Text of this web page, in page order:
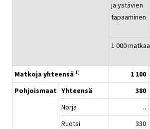
ja ystävien
tapaaminen
1 000 matkaa
Matkoja yhteensä 1) 1 100
Pohjoismaat Yhteensä 380
Norja
..
Ruotsi
330